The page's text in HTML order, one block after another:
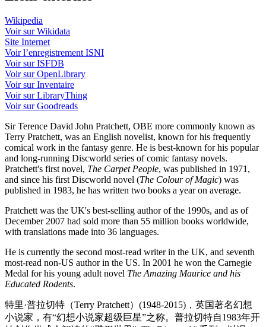
Wikipedia
Voir sur Wikidata
Site Internet
Voir l’enregistrement ISNI
Voir sur ISFDB
Voir sur OpenLibrary
Voir sur Inventaire
Voir sur LibraryThing
Voir sur Goodreads
Sir Terence David John Pratchett, OBE more commonly known as
Terry Pratchett, was an English novelist, known for his frequently
comical work in the fantasy genre. He is best-known for his popular
and long-running Discworld series of comic fantasy novels.
Pratchett's first novel, The Carpet People, was published in 1971,
and since his first Discworld novel (The Colour of Magic) was
published in 1983, he has written two books a year on average.
Pratchett was the UK's best-selling author of the 1990s, and as of
December 2007 had sold more than 55 million books worldwide,
with translations made into 36 languages.
He is currently the second most-read writer in the UK, and seventh
most-read non-US author in the US. In 2001 he won the Carnegie
Medal for his young adult novel The Amazing Maurice and his
Educated Rodents.
特里·普拉切特（Terry Pratchett）(1948-2015)，英国著名幻想
小说家，有“幻想小说家超级巨星”之称。普拉切特自1983年开